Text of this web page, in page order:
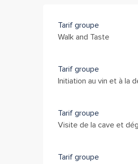
Tarif groupe
Walk and Taste
Tarif groupe
Initiation au vin et à la
Tarif groupe
Visite de la cave et
Tarif groupe